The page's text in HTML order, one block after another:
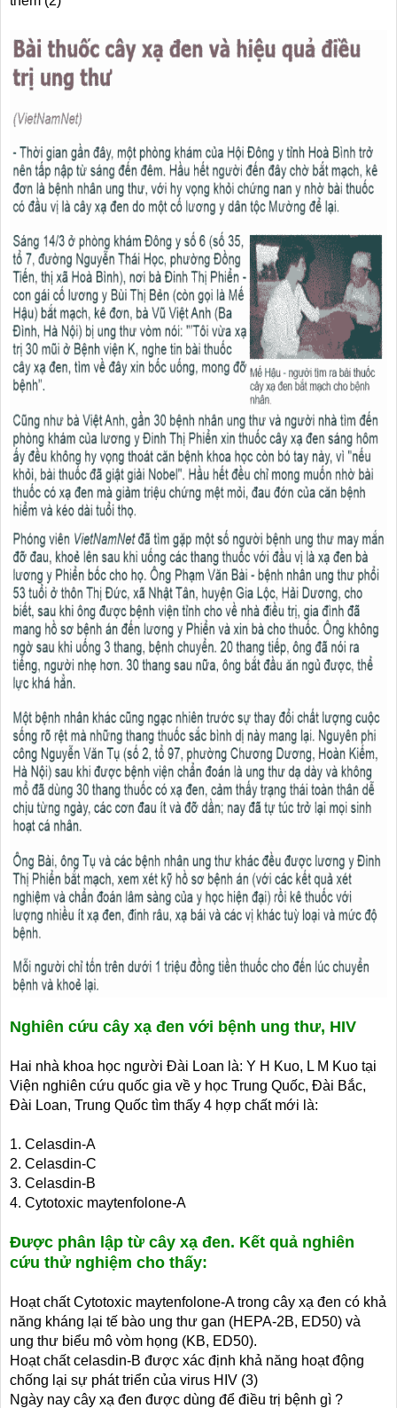
Nghiên cứu cây xạ đen với bệnh ung thư, HIV
Hai nhà khoa học người Đài Loan là: Y H Kuo, L M Kuo tại
Viện nghiên cứu quốc gia về y học Trung Quốc, Đài Bắc,
Đài Loan, Trung Quốc tìm thấy 4 hợp chất mới là:
1. Celasdin-A
2. Celasdin-C
3. Celasdin-B
4. Cytotoxic maytenfolone-A
Được phân lập từ cây xạ đen. Kết quả nghiên
cứu thử nghiệm cho thấy:
Hoạt chất Cytotoxic maytenfolone-A trong cây xạ đen có khả
năng kháng lại tế bào ung thư gan (HEPA-2B, ED50) và
ung thư biểu mô vòm họng (KB, ED50).
Hoạt chất celasdin-B được xác định khả năng hoạt động
chống lại sự phát triển của virus HIV (3)
Ngày nay cây xạ đen được dùng để điều trị bệnh gì ?